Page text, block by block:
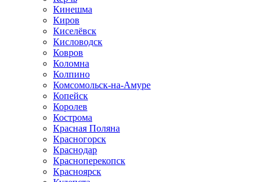
Кинешма
Киров
Киселёвск
Кисловодск
Ковров
Коломна
Колпино
Комсомольск-на-Амуре
Копейск
Королев
Кострома
Красная Поляна
Красногорск
Краснодар
Красноперекопск
Красноярск